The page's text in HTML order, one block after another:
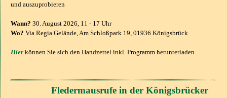
und auszuprobieren
Wann? 30. August 2026, 11 - 17 Uhr
Wo? Via Regia Gelände, Am Schloßpark 19, 01936 Königsbrück
Hier können Sie sich den Handzettel inkl. Programm herunterladen.
Fledermausrufe in der Königsbrücker